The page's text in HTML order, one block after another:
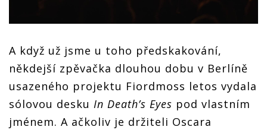
A když už jsme u toho předskakování,
někdejší zpěvačka dlouhou dobu v Berlíně
usazeného projektu Fiordmoss letos vydala
sólovou desku In Death’s Eyes pod vlastním
jménem. A ačkoliv je držiteli Oscara